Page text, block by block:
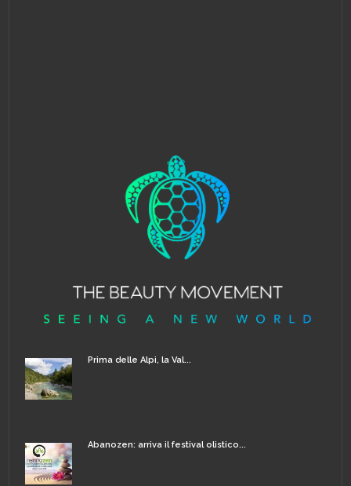
Prima delle Alpi, la Val...
Abanozen: arriva il festival olistico...